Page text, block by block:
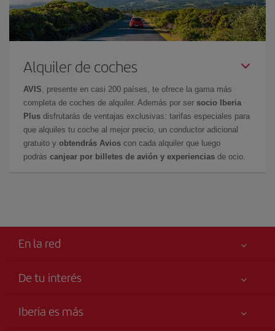
Alquiler de coches
AVIS , presente en casi 200 países, te ofrece la gama más
completa de coches de alquiler. Además por ser socio Iberia
Plus disfrutarás de ventajas exclusivas: tarifas especiales para
que alquiles tu coche al mejor precio, un conductor adicional
gratuito y obtendrás Avios con cada alquiler que luego
podrás canjear por billetes de avión y experiencias de ocio.
En la red
De tu interés
Accesibilidad
Iberia es más